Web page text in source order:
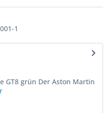
1
GT8 grün Der Aston Martin